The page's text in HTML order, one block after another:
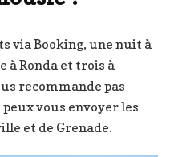
via Booking, une nuit à
à Ronda et trois à
recommande pas
vous envoyer les
et de Grenade.